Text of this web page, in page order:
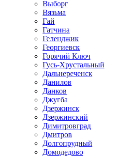
Выборг
Вязьма
Гай
Гатчина
Геленджик
Георгиевск
Горячий Ключ
Гусь-Хрустальный
Дальнереченск
Данилов
Данков
Джугба
Дзержинск
Дзержинский
Димитровград
Дмитров
Долгопрудный
Домодедово